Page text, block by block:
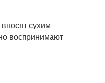
сухим
воспринимают